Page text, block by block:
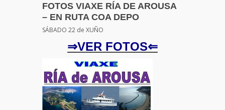
FOTOS VIAXE RÍA DE AROUSA
– EN RUTA COA DEPO
SÁBADO 22 de XUÑO
⇒VER FOTOS⇐